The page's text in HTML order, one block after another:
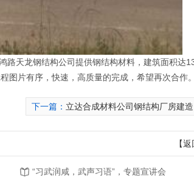
路天龙钢结构公司提供钢结构材料，建筑面积达
图片有序，快速，高质量的完成，希望再次合作。
下一篇： 立达合成材料公司钢结构厂房建造
【
“习武润咸，武声习语”，专题宣讲会